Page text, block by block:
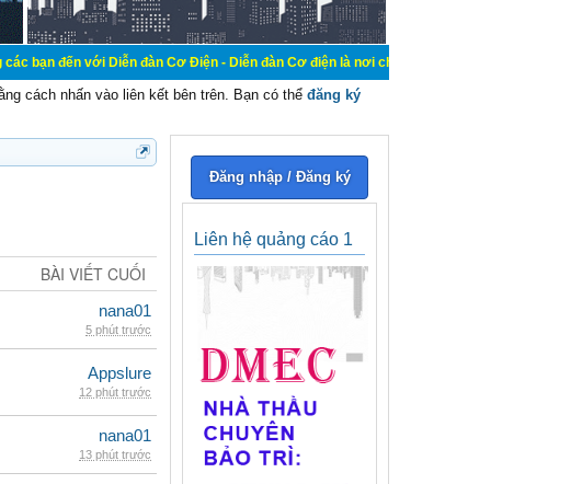
đến với Diễn đàn Cơ Điện - Diễn đàn Cơ điện là nơi chia sẽ kiến thức kinh nghiệm trong
cách nhấn vào liên kết bên trên. Bạn có thể đăng ký
BÀI VIẾT CUỐI
nana01
5 phút trước
Appslure
12 phút trước
nana01
13 phút trước
Đăng nhập / Đăng ký
Liên hệ quảng cáo 1